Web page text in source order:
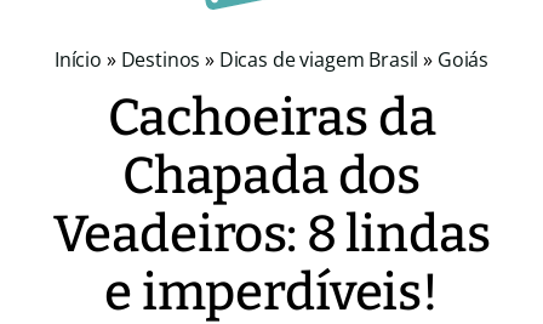
Início » Destinos » Dicas de viagem Brasil » Goiás
Cachoeiras da
Chapada dos
Veadeiros: 8 lindas
e imperdíveis!